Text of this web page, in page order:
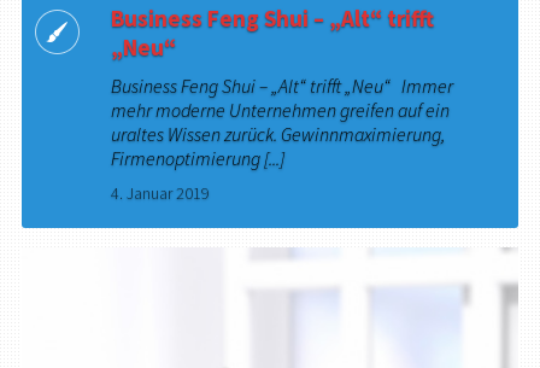
Business Feng Shui – „Alt“ trifft
„Neu“
Business Feng Shui – „Alt“ trifft „Neu“ Immer
mehr moderne Unternehmen greifen auf ein
uraltes Wissen zurück. Gewinnmaximierung,
Firmenoptimierung [...]
4. Januar 2019